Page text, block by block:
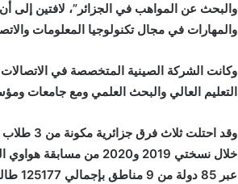
والبحث عن المواهب في الجزائر”، لافتين إلى
والمهارات في مجال تكنولوجيا المعلومات
وكانت الشركة الصينية المتخصصة في الاتصالات
التعليم العالي والبحث العلمي ومع جامعات
خلال نسختي 2019 و2020 من مسابقة هواوي العالمية.